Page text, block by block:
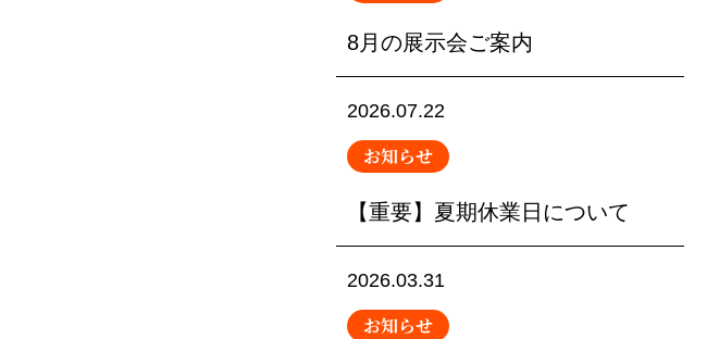
8月の展示会ご案内
2026.07.22
お知らせ
【重要】夏期休業日について
2026.03.31
お知らせ